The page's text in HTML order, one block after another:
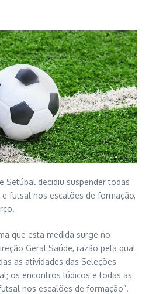
Setúbal decidiu suspender todas
futsal nos escalões de formação,
que esta medida surge no
Geral Saúde, razão pela qual
as atividades das Seleções
os encontros lúdicos e todas as
nos escalões de formação”.